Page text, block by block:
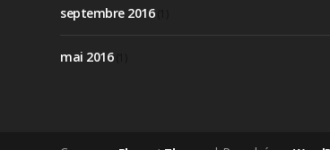
septembre 2016(1)
mai 2016(1)